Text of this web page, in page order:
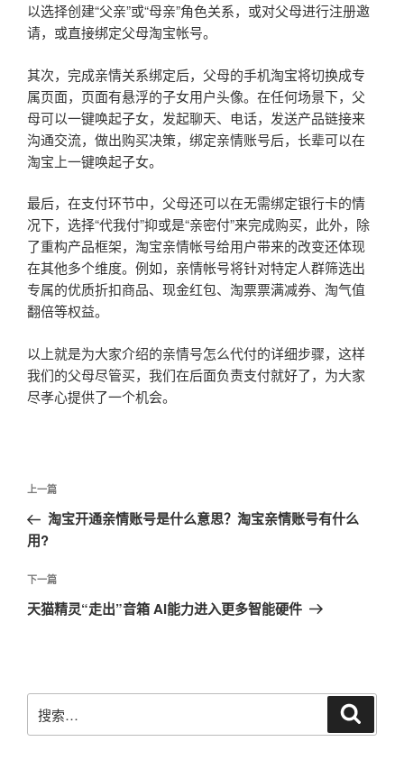
以选择创建“父亲”或“母亲”角色关系，或对父母进行注册邀
请，或直接绑定父母淘宝帐号。
其次，完成亲情关系绑定后，父母的手机淘宝将切换成专
属页面，页面有悬浮的子女用户头像。在任何场景下，父
母可以一键唤起子女，发起聊天、电话，发送产品链接来
沟通交流，做出购买决策，绑定亲情账号后，长辈可以在
淘宝上一键唤起子女。
最后，在支付环节中，父母还可以在无需绑定银行卡的情
况下，选择“代我付”抑或是“亲密付”来完成购买，此外，除
了重构产品框架，淘宝亲情帐号给用户带来的改变还体现
在其他多个维度。例如，亲情帐号将针对特定人群筛选出
专属的优质折扣商品、现金红包、淘票票满减券、淘气值
翻倍等权益。
以上就是为大家介绍的亲情号怎么代付的详细步骤，这样
我们的父母尽管买，我们在后面负责支付就好了，为大家
尽孝心提供了一个机会。
文
导
航
上
一
篇
章
上一篇
淘宝开通亲情账号是什么意思？淘宝亲情账号有什么
用?
下
一
下一篇
天猫精灵“走出”音箱 AI能力进入更多智能硬件
搜
索：